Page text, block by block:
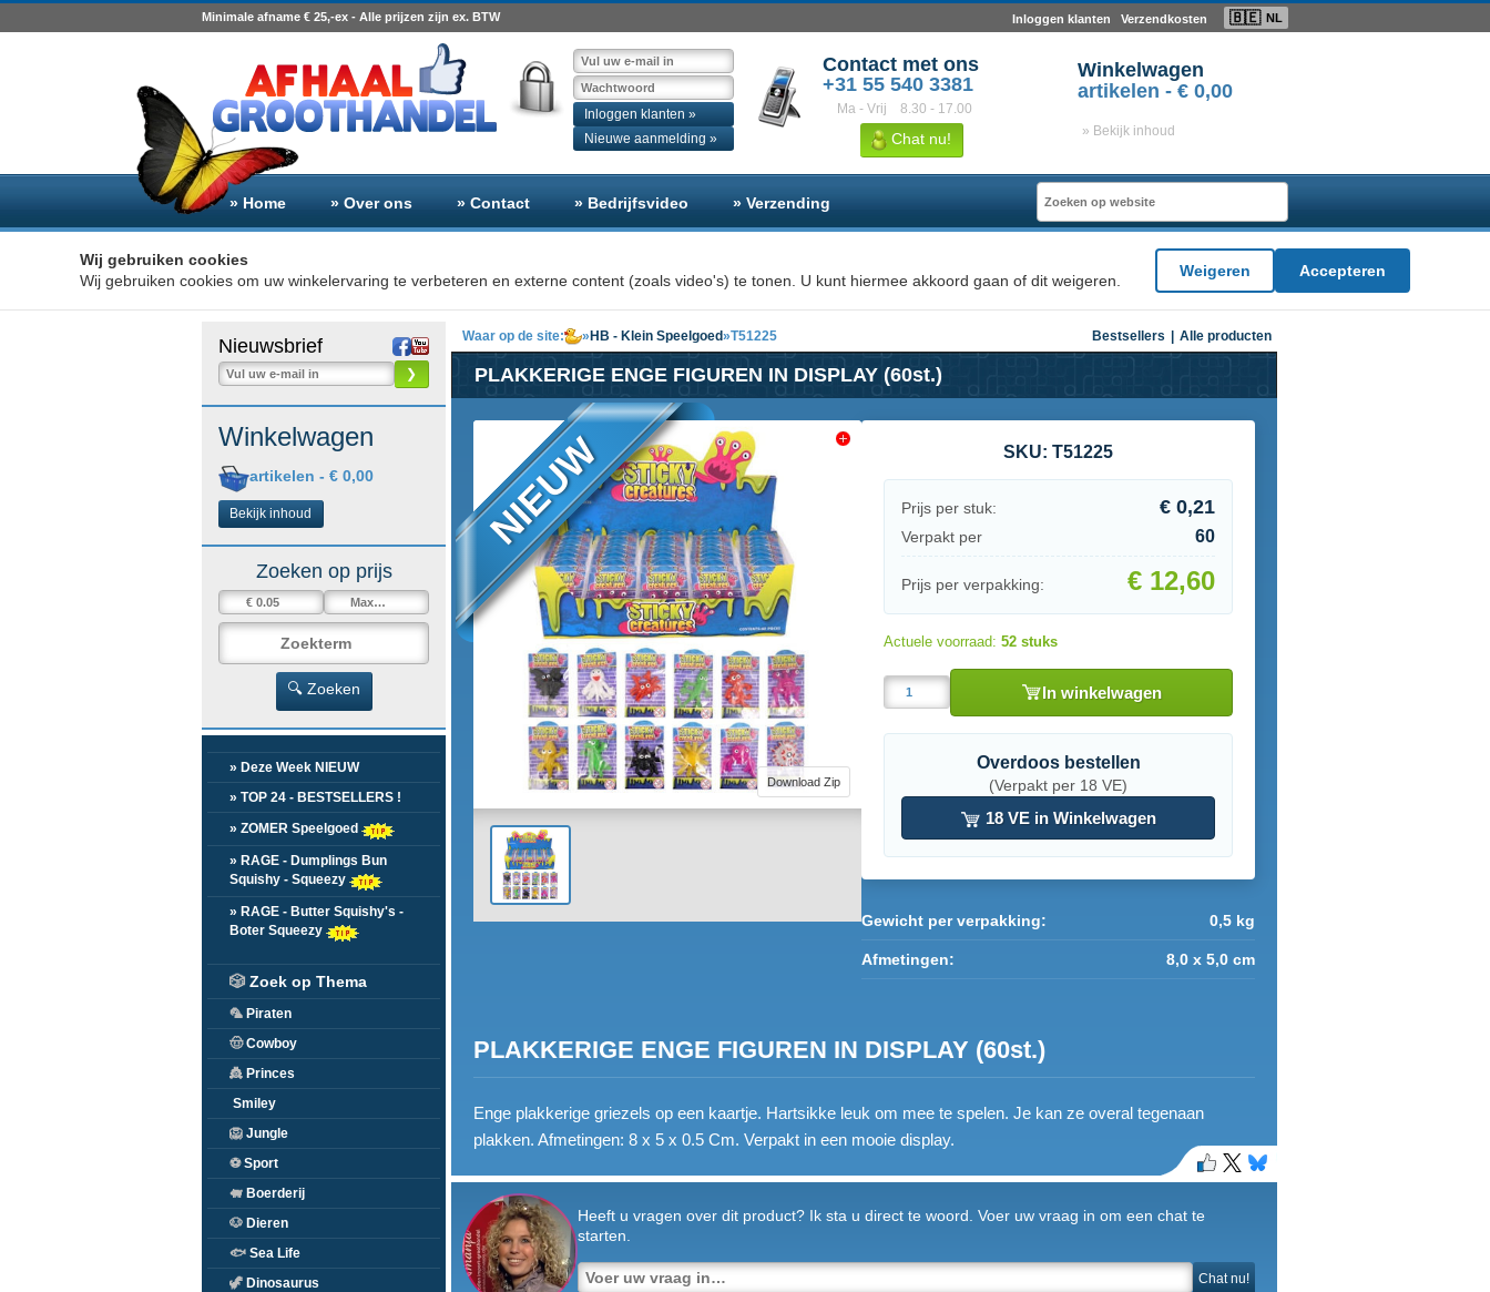
Minimale afname € 25,-ex - Alle prijzen zijn ex. BTW Inloggen klanten Verzendkosten 🇧🇪 NL
Inloggen klanten »
Nieuwe aanmelding »
Contact met ons
+31 55 540 3381
Ma - Vrij 8.30 - 17.00
Chat nu!
Winkelwagen
artikelen - € 0,00
» Bekijk inhoud
» Home » Over ons » Contact » Bedrijfsvideo » Verzending
Wij gebruiken cookies
Wij gebruiken cookies om uw winkelervaring te verbeteren en externe content (zoals video's) te tonen. U kunt hiermee akkoord gaan of dit weigeren.
Weigeren Accepteren
Nieuwsbrief
❯
Winkelwagen
artikelen - € 0,00
Bekijk inhoud
Zoeken op prijs
🔍 Zoeken
» Deze Week NIEUW
» TOP 24 - BESTSELLERS !
» ZOMER Speelgoed
» RAGE - Dumplings Bun
Squishy - Squeezy
» RAGE - Butter Squishy's -
Boter Squeezy
🎲 Zoek op Thema
🦜 Piraten
🤠Cowboy
👸 Princes
Smiley
🦁 Jungle
⚽Sport
🐖 Boerderij
🐶 Dieren
🐟 Sea Life
🦖 Dinosaurus
Waar op de site: » HB - Klein Speelgoed»T51225 Bestsellers Alle producten
PLAKKERIGE ENGE FIGUREN IN DISPLAY (60st.)
NIEUW
Download Zip
SKU: T51225
Prijs per stuk: € 0,21
Verpakt per 60
Prijs per verpakking: € 12,60
Actuele voorraad: 52 stuks
In winkelwagen
Overdoos bestellen
(Verpakt per 18 VE)
18 VE in Winkelwagen
Gewicht per verpakking: 0,5 kg
Afmetingen: 8,0 x 5,0 cm
PLAKKERIGE ENGE FIGUREN IN DISPLAY (60st.)
Enge plakkerige griezels op een kaartje. Hartsikke leuk om mee te spelen. Je kan ze overal tegenaan
plakken. Afmetingen: 8 x 5 x 0.5 Cm. Verpakt in een mooie display.
Heeft u vragen over dit product? Ik sta u direct te woord. Voer uw vraag in om een chat te
starten.
Chat nu!